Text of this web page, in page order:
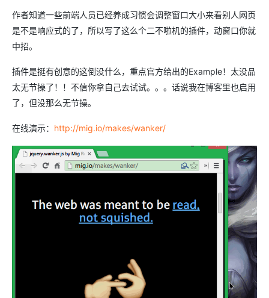
作者知道一些前端人员已经养成习惯会调整窗口大小来看别人网页
是不是响应式的了，所以写了这么个二不啦机的插件，动窗口你就
中招。
插件是挺有创意的这倒没什么，重点官方给出的Example！太没品
太无节操了！！不信你拿自己去试试。。。话说我在博客里也启用
了，但没那么无节操。
在线演示： http://mig.io/makes/wanker/